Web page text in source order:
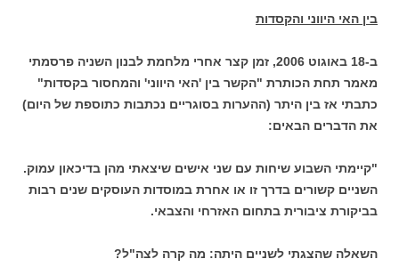
בין האי היווני והקסדות
ב-18 באוגוט 2006, זמן קצר אחרי מלחמת לבנון השניה פרסמתי
מאמר תחת הכותרת "הקשר בין 'האי היווני' והמחסור בקסדות"
כתבתי אז בין היתר (ההערות בסוגריים נכתבות כתוספת של היום)
את הדברים הבאים:
"קיימתי השבוע שיחות עם שני אישים שיצאתי מהן בדיכאון עמוק.
השניים קשורים בדרך זו או אחרת במוסדות העוסקים שנים רבות
בביקורת ציבורית בתחום האזרחי והצבאי.
השאלה שהצגתי לשניים היתה: מה קרה לצה"ל?